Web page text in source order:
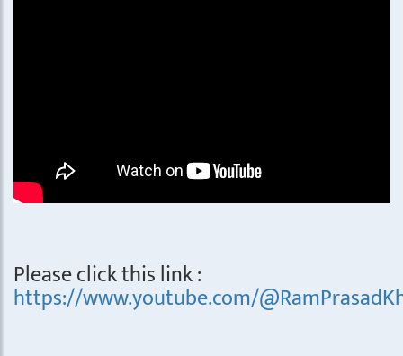
Please click this link :
https://www.youtube.com/